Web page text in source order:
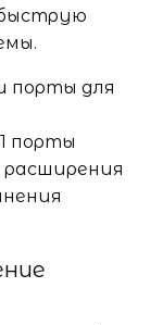
порты для
порты